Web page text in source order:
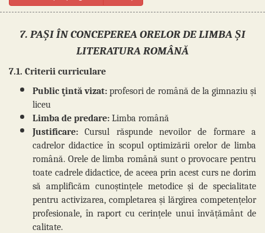
7. PAȘI ÎN CONCEPEREA ORELOR DE LIMBA ȘI
LITERATURA ROMÂNĂ
7.1. Criterii curriculare
Public ţintă vizat: profesori de română de la gimnaziu și
liceu
Limba de predare: Limba română
Justificare:
Cursul răspunde nevoilor de formare a
cadrelor didactice în scopul optimizării orelor de limba
română. Orele de limba română sunt o provocare pentru
toate cadrele didactice, de aceea prin acest curs ne dorim
să amplificăm cunoștințele metodice și de specialitate
pentru activizarea, completarea și lărgirea competențelor
profesionale, în raport cu cerințele unui învățământ de
calitate.